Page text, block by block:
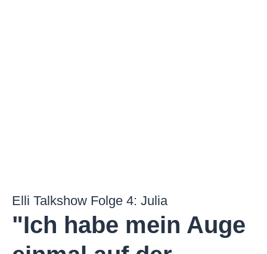
Elli Talkshow Folge 4: Julia
"Ich habe mein Auge